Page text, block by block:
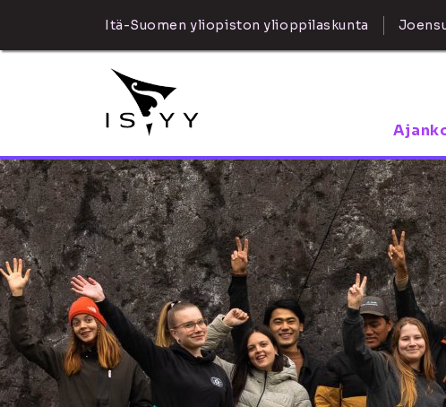
Itä-Suomen yliopiston ylioppilaskunta